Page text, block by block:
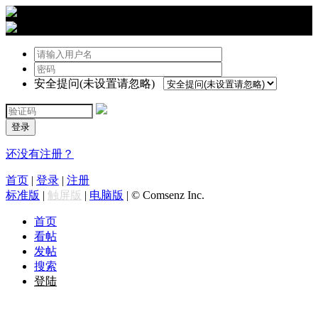
安全提问(未设置请忽略)
登录
还没有注册？
首页 | 登录 | 注册
标准版 | 触屏版 | 电脑版 | © Comsenz Inc.
首页
看帖
发帖
搜索
登陆